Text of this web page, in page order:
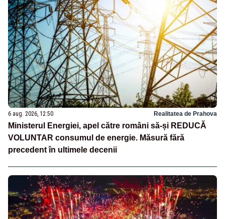
6 aug. 2026, 12:50 Realitatea de Prahova
Ministerul Energiei, apel către români să-și REDUCĂ
VOLUNTAR consumul de energie. Măsură fără
precedent în ultimele decenii